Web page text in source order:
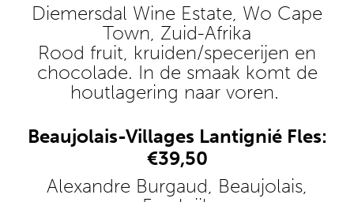
Diemersdal Wine Estate, Wo Cape
Town, Zuid-Afrika
Rood fruit, kruiden/specerijen en
chocolade. In de smaak komt de
houtlagering naar voren.
Beaujolais-Villages Lantignié Fles:
€39,50
Alexandre Burgaud, Beaujolais,